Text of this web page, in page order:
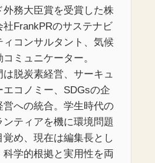
外務大臣賞を受賞した株
社FrankPRのサステナビ
ィコンサルタント、気候
コミュニケーター。
は脱炭素経営、サーキュ
エコノミー、SDGsの企
営への統合。学生時代の
ンティアを機に環境問題
覚め、現在は編集長とし
科学的根拠と実用性を両